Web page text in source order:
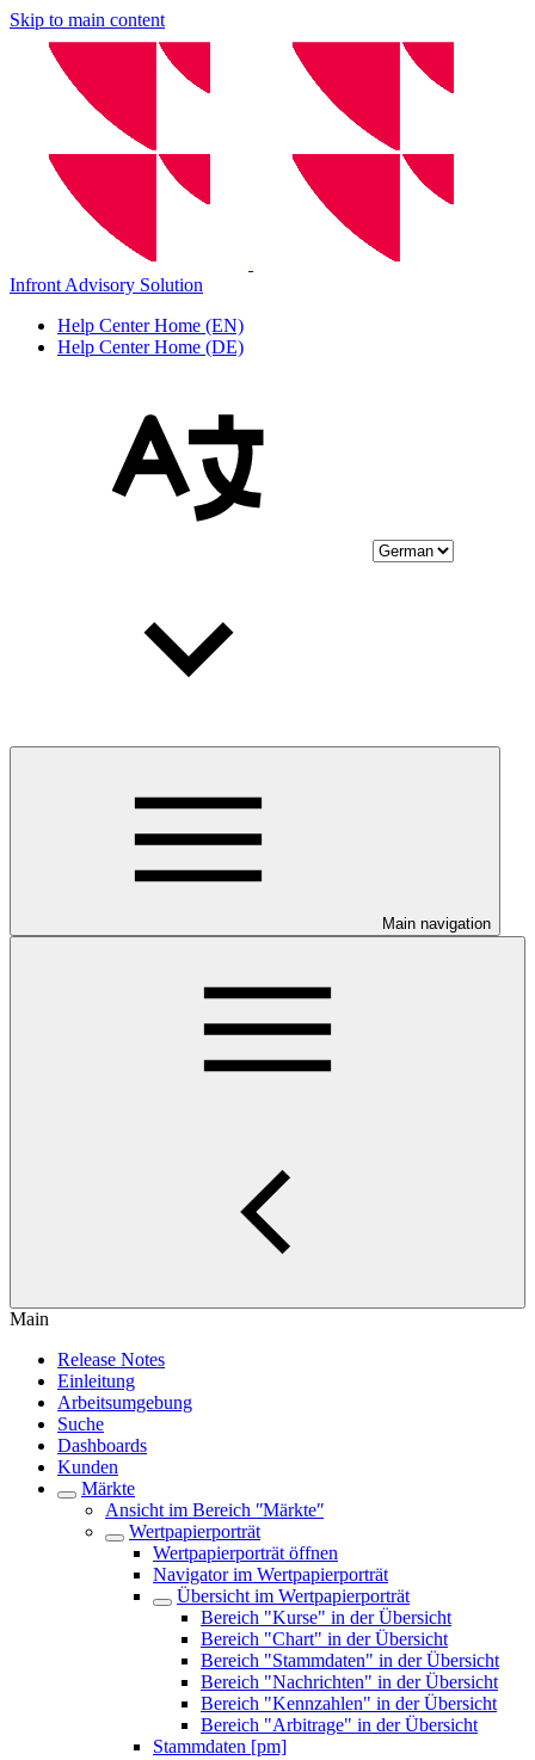
Skip to main content
Infront Advisory Solution
Help Center Home (EN)
Help Center Home (DE)
Main navigation
Main
Release Notes
Einleitung
Arbeitsumgebung
Suche
Dashboards
Kunden
Märkte
Ansicht im Bereich ʺMärkteʺ
Wertpapierporträt
Wertpapierporträt öffnen
Navigator im Wertpapierporträt
Übersicht im Wertpapierporträt
Bereich "Kurse" in der Übersicht
Bereich "Chart" in der Übersicht
Bereich "Stammdaten" in der Übersicht
Bereich "Nachrichten" in der Übersicht
Bereich "Kennzahlen" in der Übersicht
Bereich "Arbitrage" in der Übersicht
Stammdaten [pm]